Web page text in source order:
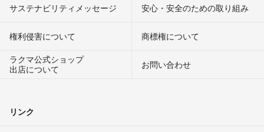
サステナビリティメッセージ 安心・安全のための取り組み
権利侵害について
商標権について
ラクマ公式ショップ
出店について
お問い合わせ
リンク